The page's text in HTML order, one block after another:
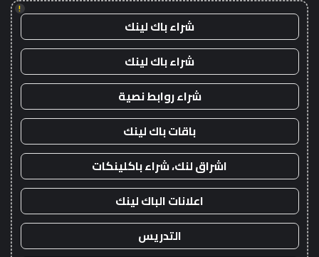
!
شراء باك لينك
شراء باك لينك
شراء روابط نصية
باقات باك لينك
اشراق لنك، شراء باكلينكات
اعلانات الباك لينك
التدريس